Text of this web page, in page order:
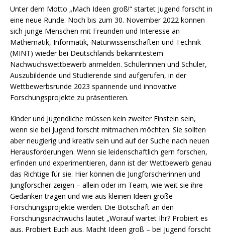
Unter dem Motto „Mach Ideen groß!“ startet Jugend forscht in
eine neue Runde. Noch bis zum 30. November 2022 können
sich junge Menschen mit Freunden und Interesse an
Mathematik, Informatik, Naturwissenschaften und Technik
(MINT) wieder bei Deutschlands bekanntestem
Nachwuchswettbewerb anmelden. Schülerinnen und Schüler,
Auszubildende und Studierende sind aufgerufen, in der
Wettbewerbsrunde 2023 spannende und innovative
Forschungsprojekte zu präsentieren.
Kinder und Jugendliche müssen kein zweiter Einstein sein,
wenn sie bei Jugend forscht mitmachen möchten. Sie sollten
aber neugierig und kreativ sein und auf der Suche nach neuen
Herausforderungen. Wenn sie leidenschaftlich gern forschen,
erfinden und experimentieren, dann ist der Wettbewerb genau
das Richtige für sie. Hier können die Jungforscherinnen und
Jungforscher zeigen – allein oder im Team, wie weit sie ihre
Gedanken tragen und wie aus kleinen Ideen große
Forschungsprojekte werden. Die Botschaft an den
Forschungsnachwuchs lautet „Worauf wartet Ihr? Probiert es
aus. Probiert Euch aus. Macht Ideen groß – bei Jugend forscht